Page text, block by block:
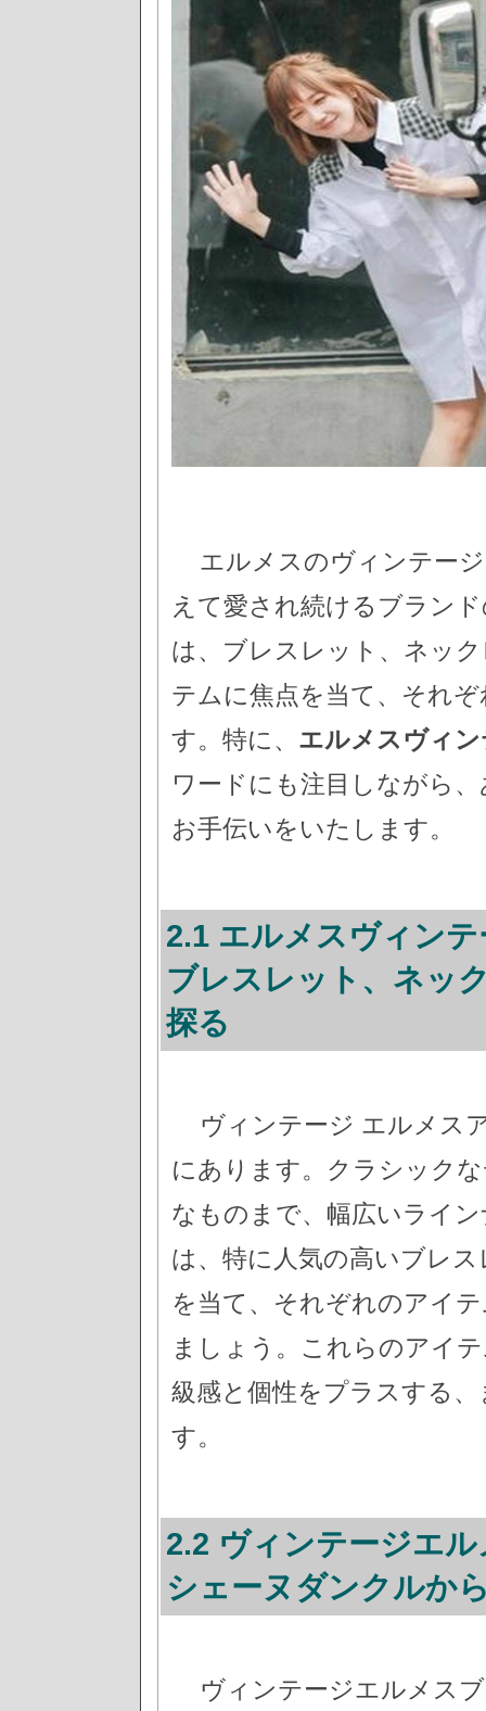
エルメスのヴィンテー
えて愛され続けるブラン
は、ブレスレット、ネッ
テムに焦点を当て、それ
す。特に、 エルメスヴィ
ワードにも注目しながら
お手伝いをいたします。
2.1 エルメスヴィン
ブレスレット、ネッ
探る
ヴィンテージ エルメス
にあります。クラシック
なものまで、幅広いライ
は、特に人気の高いブレ
を当て、それぞれのアイ
ましょう。これらのアイ
級感と個性をプラスする
す。
2.2 ヴィンテージエ
シェーヌダンクルか
ヴィンテージエルメス